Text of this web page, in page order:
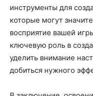
инструменты для
которые могут
восприятие вашей
ключевую роль в
уделить внимание
добиться нужного